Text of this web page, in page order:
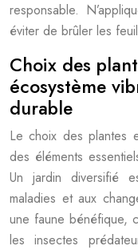
responsable.
éviter de brûler les
Choix des
écosystème
durable
Le choix des plantes
des éléments
Un jardin diversifié
maladies et aux
une faune bénéfique,
les insectes